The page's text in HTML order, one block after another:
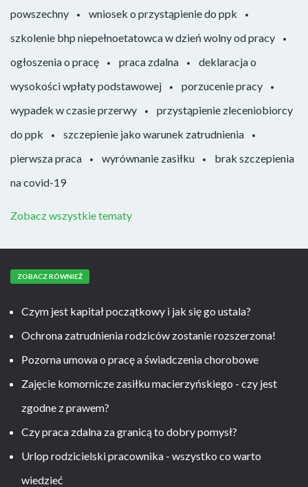
powszechny
wniosek o przystąpienie do ppk
szkolenie bhp niepełnoetatowca w dzień wolny od pracy
ogłoszenia o pracę
praca zdalna
deklaracja o
wysokości wpłaty podstawowej
porzucenie pracy
wypadek w czasie przerwy
przystąpienie zleceniobiorcy
do ppk
szczepienie jako warunek zatrudnienia
pierwsza praca
wyrównanie zasiłku
brak szczepienia
na covid-19
Zobacz wszystkie tematy
ZOBACZ RÓWNIEŻ
Czym jest kapitał początkowy i jak się go ustala?
Ochrona zatrudnienia rodziców zostanie rozszerzona!
Pozorna umowa o pracę a świadczenia chorobowe
Zajęcie komornicze zasiłku macierzyńskiego - czy jest
zgodne z prawem?
Czy praca zdalna za granicą to dobry pomysł?
Urlop rodzicielski pracownika - wszystko co warto
wiedzieć